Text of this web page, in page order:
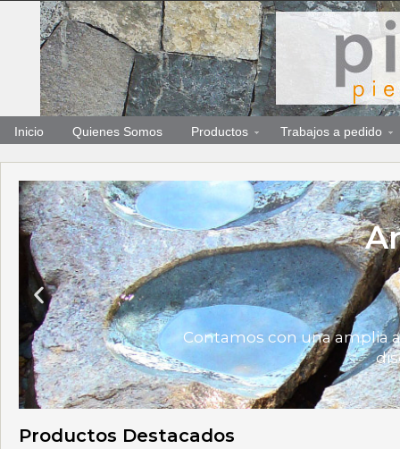
Inicio Quienes Somos Productos Trabajos a pedido
Contamos con una amplia
Productos Destacados